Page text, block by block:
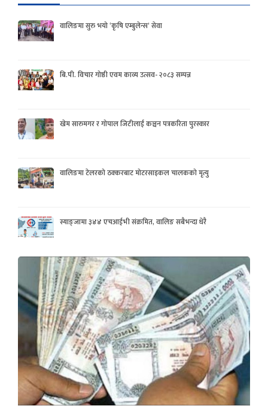
वालिङमा सुरु भयो ‘कृषि एम्बुलेन्स’ सेवा
बि.पी. विचार गोष्ठी एवम काव्य उत्सव- २०८३ सम्पन्न
खेम सारुमगर र गोपाल जिटीलाई कञ्चन पत्रकरिता पुरस्कार
वालिङमा टेलरको ठक्करबाट मोटरसाइकल चालकको मृत्यु
स्याङ्जामा ३४४ एचआईभी संक्रमित, वालिङ सबैभन्दा धेरै